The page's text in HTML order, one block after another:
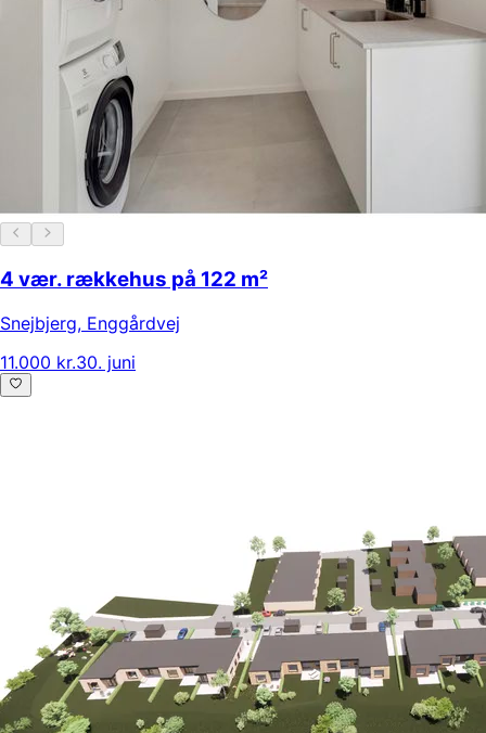
4 vær. rækkehus på 122 m²
Snejbjerg, Enggårdvej
11.000 kr.30. juni